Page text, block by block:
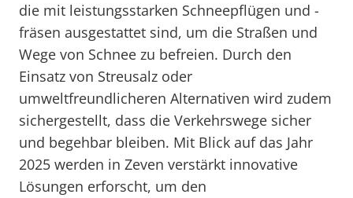
die mit leistungsstarken Schneepflügen und -
fräsen ausgestattet sind, um die Straßen und
Wege von Schnee zu befreien. Durch den
Einsatz von Streusalz oder
umweltfreundlicheren Alternativen wird zudem
sichergestellt, dass die Verkehrswege sicher
und begehbar bleiben. Mit Blick auf das Jahr
2025 werden in Zeven verstärkt innovative
Lösungen erforscht, um den